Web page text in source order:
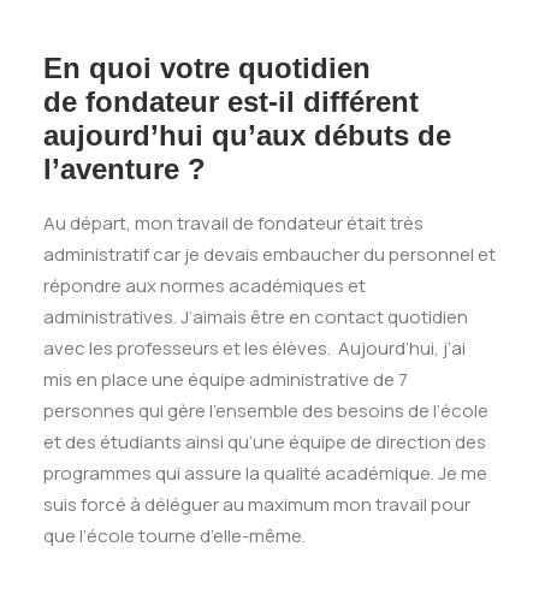
En quoi votre quotidien
de fondateur est-il différent
aujourd’hui qu’aux débuts de
l’aventure ?
Au départ, mon travail de fondateur était très
administratif car je devais embaucher du personnel et
répondre aux normes académiques et
administratives. J’aimais être en contact quotidien
avec les professeurs et les élèves. Aujourd’hui, j’ai
mis en place une équipe administrative de 7
personnes qui gère l’ensemble des besoins de l’école
et des étudiants ainsi qu’une équipe de direction des
programmes qui assure la qualité académique. Je me
suis forcé à déléguer au maximum mon travail pour
que l’école tourne d’elle-même.